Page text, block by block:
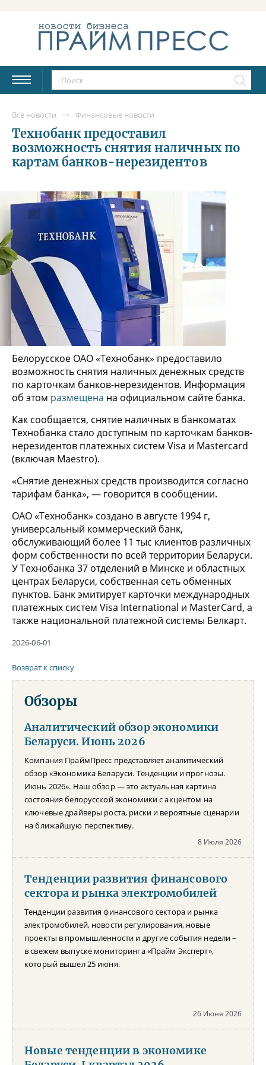
Все новости Финансовые новости
Технобанк предоставил
возможность снятия наличных по
картам банков-нерезидентов
Белорусское ОАО «Технобанк» предоставило
возможность снятия наличных денежных средств
по карточкам банков-нерезидентов. Информация
об этом размещена на официальном сайте банка.
Как сообщается, снятие наличных в банкоматах
Технобанка стало доступным по карточкам банков-
нерезидентов платежных систем Visa и Mastercard
(включая Maestro).
«Снятие денежных средств производится согласно
тарифам банка», — говорится в сообщении.
ОАО «Технобанк» создано в августе 1994 г,
универсальный коммерческий банк,
обслуживающий более 11 тыс клиентов различных
форм собственности по всей территории Беларуси.
У Технобанка 37 отделений в Минске и областных
центрах Беларуси, собственная сеть обменных
пунктов. Банк эмитирует карточки международных
платежных систем Visa International и MasterCard, а
также национальной платежной системы Белкарт.
2026-06-01
Возврат к списку
Обзоры
Аналитический обзор экономики
Беларуси. Июнь 2026
Компания ПраймПресс представляет аналитический
обзор «Экономика Беларуси. Тенденции и прогнозы.
Июнь 2026». Наш обзор — это актуальная картина
состояния белорусской экономики с акцентом на
ключевые драйверы роста, риски и вероятные сценарии
на ближайшую перспективу.
8 Июля 2026
Тенденции развития финансового
сектора и рынка электромобилей
Тенденции развития финансового сектора и рынка
электромобилей, новости регулирования, новые
проекты в промышленности и другие события недели –
в свежем выпуске мониторинга «Прайм Эксперт»,
который вышел 25 июня.
26 Июня 2026
Новые тенденции в экономике